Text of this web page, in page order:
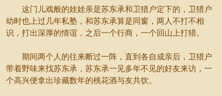
这门儿戏般的娃娃亲是苏东承和卫猎户定下的，卫猎户
幼时也上过几年私塾，和苏东承算是同窗，两人不打不相
识，打出深厚的情谊，之后一个行商，一个回山上打猎。
期间两个人的往来断过一阵，直到各自成亲后，卫猎户
带着野味来找苏东承，苏东承一见多年不见的好友来访，一
个高兴便拿出珍藏数年的桃花酒与友共饮。